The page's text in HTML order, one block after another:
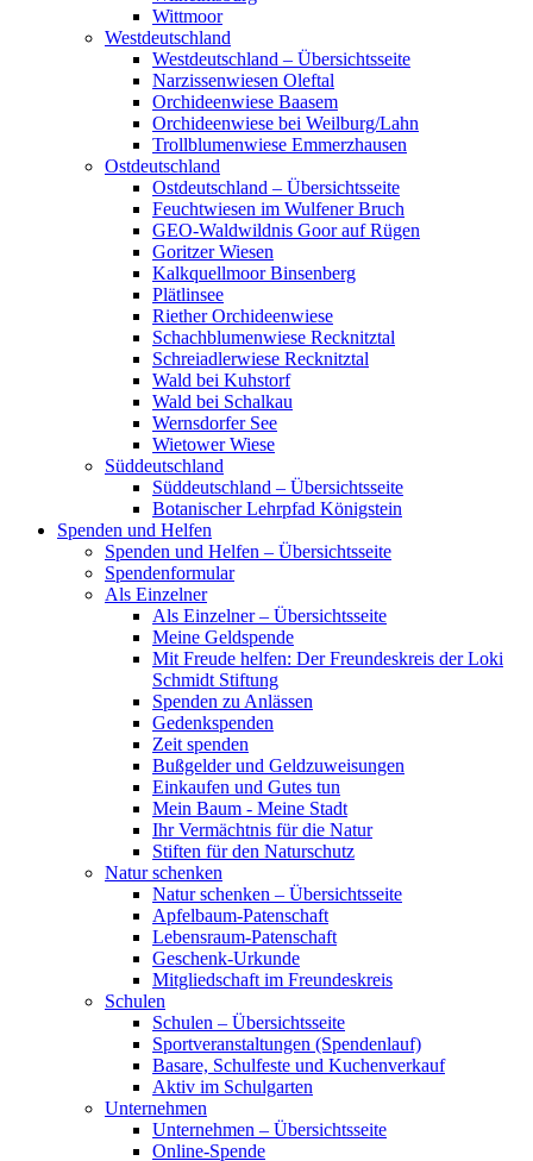
Wittmoor
Westdeutschland
Westdeutschland – Übersichtsseite
Narzissenwiesen Oleftal
Orchideenwiese Baasem
Orchideenwiese bei Weilburg/Lahn
Trollblumenwiese Emmerzhausen
Ostdeutschland
Ostdeutschland – Übersichtsseite
Feuchtwiesen im Wulfener Bruch
GEO-Waldwildnis Goor auf Rügen
Goritzer Wiesen
Kalkquellmoor Binsenberg
Plätlinsee
Riether Orchideenwiese
Schachblumenwiese Recknitztal
Schreiadlerwiese Recknitztal
Wald bei Kuhstorf
Wald bei Schalkau
Wernsdorfer See
Wietower Wiese
Süddeutschland
Süddeutschland – Übersichtsseite
Botanischer Lehrpfad Königstein
Spenden und Helfen
Spenden und Helfen – Übersichtsseite
Spendenformular
Als Einzelner
Als Einzelner – Übersichtsseite
Meine Geldspende
Mit Freude helfen: Der Freundeskreis der Loki
Schmidt Stiftung
Spenden zu Anlässen
Gedenkspenden
Zeit spenden
Bußgelder und Geldzuweisungen
Einkaufen und Gutes tun
Mein Baum - Meine Stadt
Ihr Vermächtnis für die Natur
Stiften für den Naturschutz
Natur schenken
Natur schenken – Übersichtsseite
Apfelbaum-Patenschaft
Lebensraum-Patenschaft
Geschenk-Urkunde
Mitgliedschaft im Freundeskreis
Schulen
Schulen – Übersichtsseite
Sportveranstaltungen (Spendenlauf)
Basare, Schulfeste und Kuchenverkauf
Aktiv im Schulgarten
Unternehmen
Unternehmen – Übersichtsseite
Online-Spende